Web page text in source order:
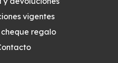
vigentes
regalo